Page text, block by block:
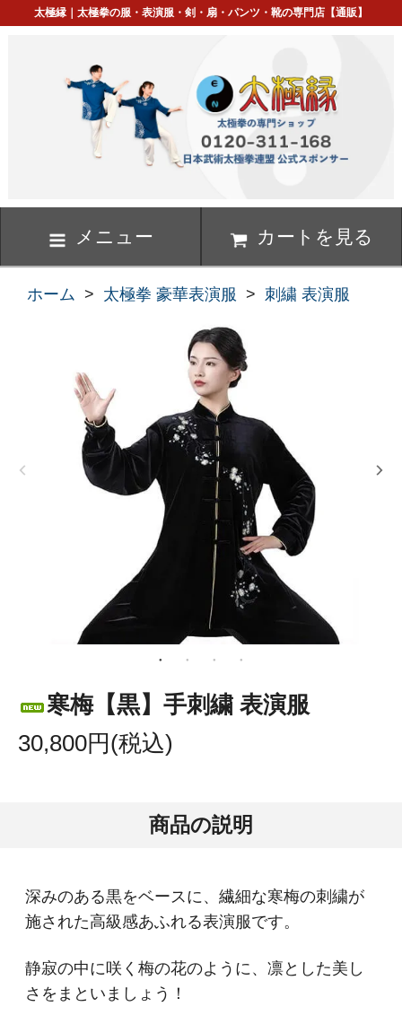
太極縁｜太極拳の服・表演服・剣・扇・パンツ・靴の専門店【通販】
メニュー カートを見る
ホーム > 太極拳 豪華表演服 > 刺繍 表演服
寒梅【黒】手刺繍 表演服
30,800円(税込)
商品の説明
深みのある黒をベースに、繊細な寒梅の刺繍が
施された高級感あふれる表演服です。
静寂の中に咲く梅の花のように、凛とした美し
さをまといましょう！